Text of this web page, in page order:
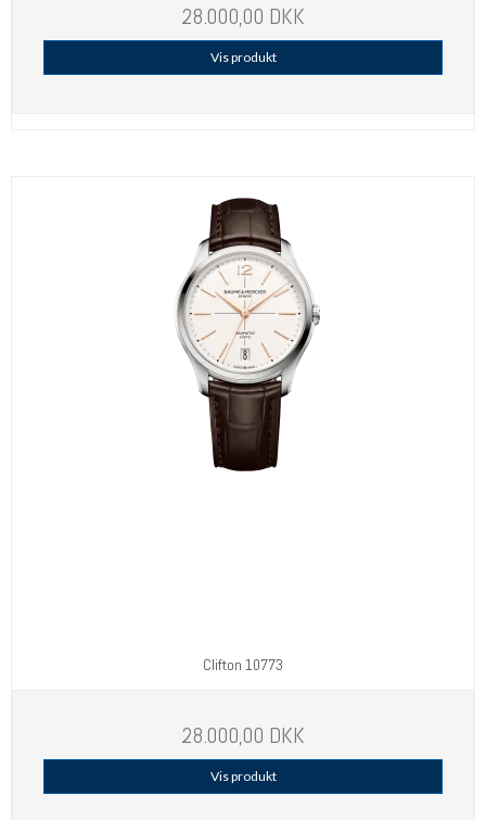
28.000,00 DKK
Vis produkt
Clifton 10773
28.000,00 DKK
Vis produkt